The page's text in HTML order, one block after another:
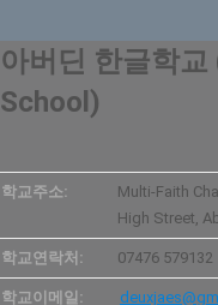
아버딘 한글학
School)
학교주소:
Multi-Faith
High Street,
학교연락처: 07476 579132
학교이메일: